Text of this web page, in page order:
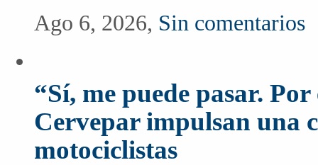
Ago 6, 2026, Sin comentarios
“Sí, me puede pasar.
Cervepar impulsan una
motociclistas